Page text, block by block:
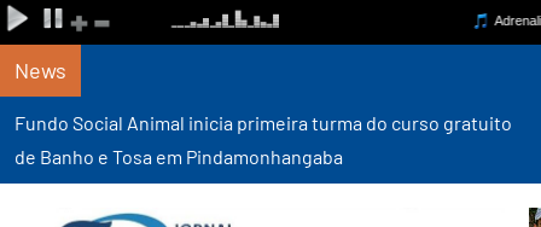
News
Fundo Social Animal inicia primeira turma do curso gratuito
de Banho e Tosa em Pindamonhangaba